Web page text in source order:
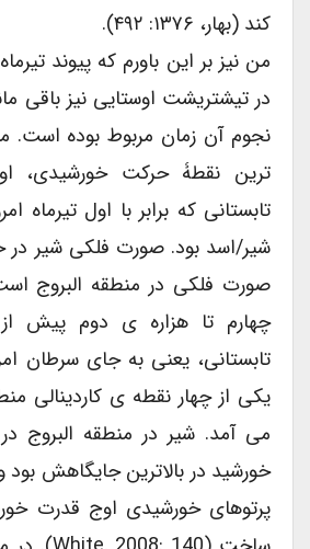
کند (بهار، ۱۳۷۶: ۴۹۲).
من نیز بر این باورم که پیوند
در تیشتریشت اوستایی نیز باقی
نجوم آن زمان مربوط بوده است.
ترین نقطۀ حرکت خورشیدی،
تابستانی که برابر با اول تیرماه
شیر/اسد بود. صورت فلکی شیر در
صورت فلکی در منطقه البروج
چهارم تا هزاره ی دوم پیش از
تابستانی، یعنی به جای سرطان
یکی از چهار نقطه ی کاردینالی
می آمد. شیر در منطقه البروج در
خورشید در بالاترین جایگاهش بود
پرتوهای خورشیدی اوج قدرت